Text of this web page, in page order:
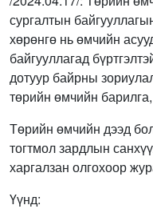
сургалтын
хөрөнгө нь өмчийн
байгууллагад
дотуур байрны
төрийн өмчийн
Төрийн өмчийн дээд
тогтмол зардлын
харгалзан олгохоор
Үүнд: